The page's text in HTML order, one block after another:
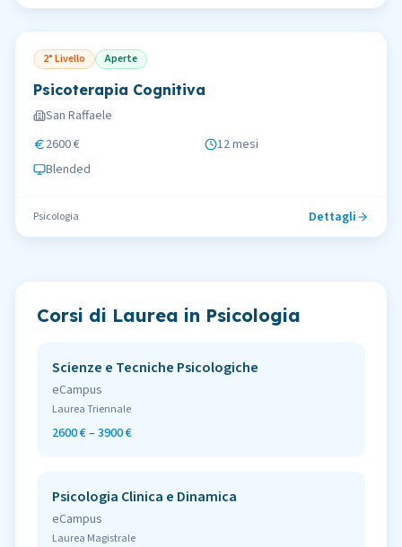
2° Livello Aperte
Psicoterapia Cognitiva
San Raffaele
2600 €
12 mesi
Blended
Psicologia Dettagli
Corsi di Laurea in Psicologia
Scienze e Tecniche Psicologiche
eCampus
Laurea Triennale
2600 € – 3900 €
Psicologia Clinica e Dinamica
eCampus
Laurea Magistrale